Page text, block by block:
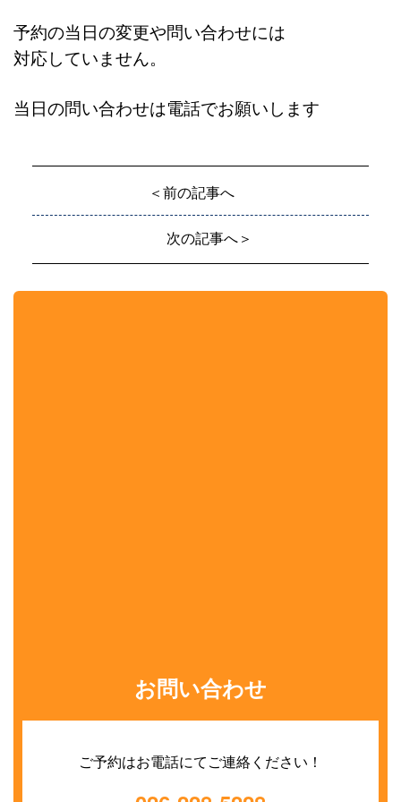
予約の当日の変更や問い合わせには
対応していません。
当日の問い合わせは電話でお願いします
＜前の記事へ
次の記事へ＞
お問い合わせ
ご予約はお電話にてご連絡ください！